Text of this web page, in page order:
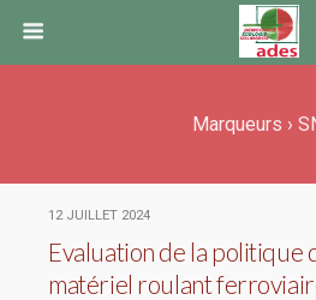
Marqueurs ›
12 JUILLET 2024
Evaluation de la politique
matériel roulant